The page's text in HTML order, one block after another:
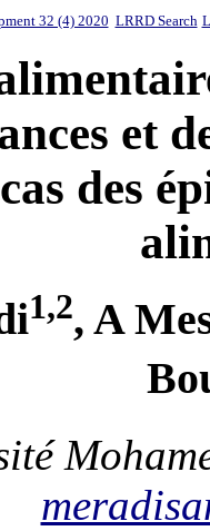
32 (4) 2020 LRRD Search
et
des
1,2, A